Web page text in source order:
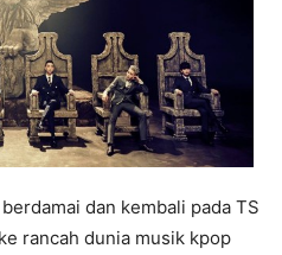
dan kembali pada TS
rancah dunia musik kpop